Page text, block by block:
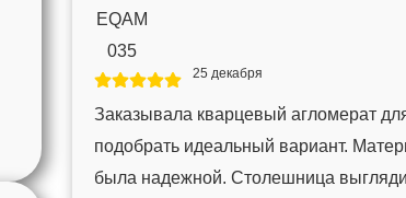
25 декабря
Заказывала кварцевый агломерат
подобрать идеальный вариант.
была надежной. Столешница